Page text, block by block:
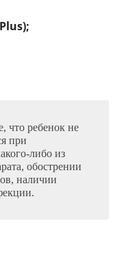
что ребенок не
при
либо из
обострении
наличии